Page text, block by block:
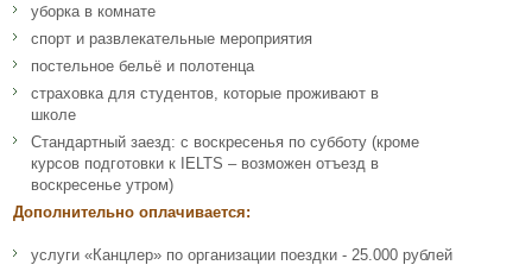
уборка в комнате
спорт и развлекательные мероприятия
постельное бельё и полотенца
страховка для студентов, которые проживают в
школе
Стандартный заезд: с воскресенья по субботу (кроме
курсов подготовки к IELTS – возможен отъезд в
воскресенье утром)
Дополнительно оплачивается:
услуги «Канцлер» по организации поездки - 25.000 рублей